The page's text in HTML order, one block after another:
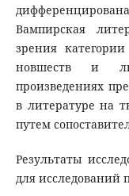
Вампирская
зрения
новшеств и
произведениях
в литературе на
путем
Результаты
для исследований